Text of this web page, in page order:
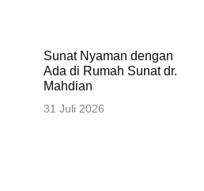
Sunat Nyaman dengan
Ada di Rumah Sunat dr.
Mahdian
31 Juli 2026